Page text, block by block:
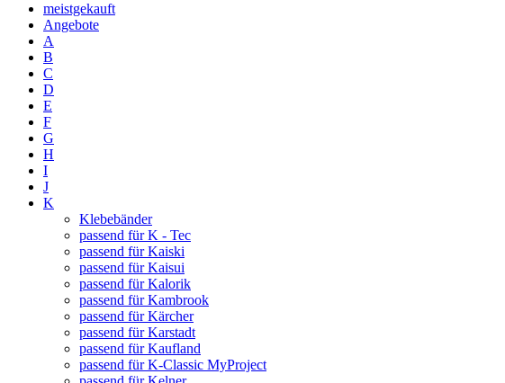
meistgekauft
Angebote
A
B
C
D
E
F
G
H
I
J
K
Klebebänder
passend für K - Tec
passend für Kaiski
passend für Kaisui
passend für Kalorik
passend für Kambrook
passend für Kärcher
passend für Karstadt
passend für Kaufland
passend für K-Classic MyProject